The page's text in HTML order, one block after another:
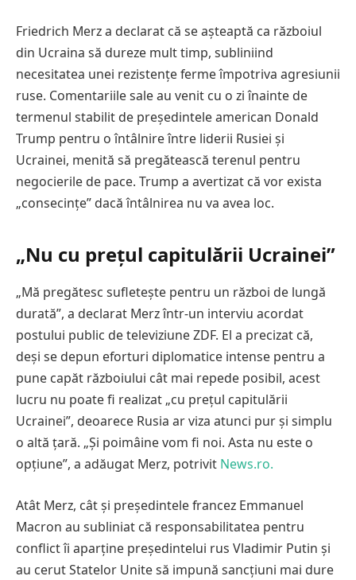
Friedrich Merz a declarat că se așteaptă ca războiul
din Ucraina să dureze mult timp, subliniind
necesitatea unei rezistențe ferme împotriva agresiunii
ruse. Comentariile sale au venit cu o zi înainte de
termenul stabilit de președintele american Donald
Trump pentru o întâlnire între liderii Rusiei și
Ucrainei, menită să pregătească terenul pentru
negocierile de pace. Trump a avertizat că vor exista
„consecințe” dacă întâlnirea nu va avea loc.
„Nu cu prețul capitulării Ucrainei”
„Mă pregătesc sufletește pentru un război de lungă
durată”, a declarat Merz într-un interviu acordat
postului public de televiziune ZDF. El a precizat că,
deși se depun eforturi diplomatice intense pentru a
pune capăt războiului cât mai repede posibil, acest
lucru nu poate fi realizat „cu prețul capitulării
Ucrainei”, deoarece Rusia ar viza atunci pur și simplu
o altă țară. „Și poimâine vom fi noi. Asta nu este o
opțiune”, a adăugat Merz, potrivit News.ro.
Atât Merz, cât și președintele francez Emmanuel
Macron au subliniat că responsabilitatea pentru
conflict îi aparține președintelui rus Vladimir Putin și
au cerut Statelor Unite să impună sancțiuni mai dure